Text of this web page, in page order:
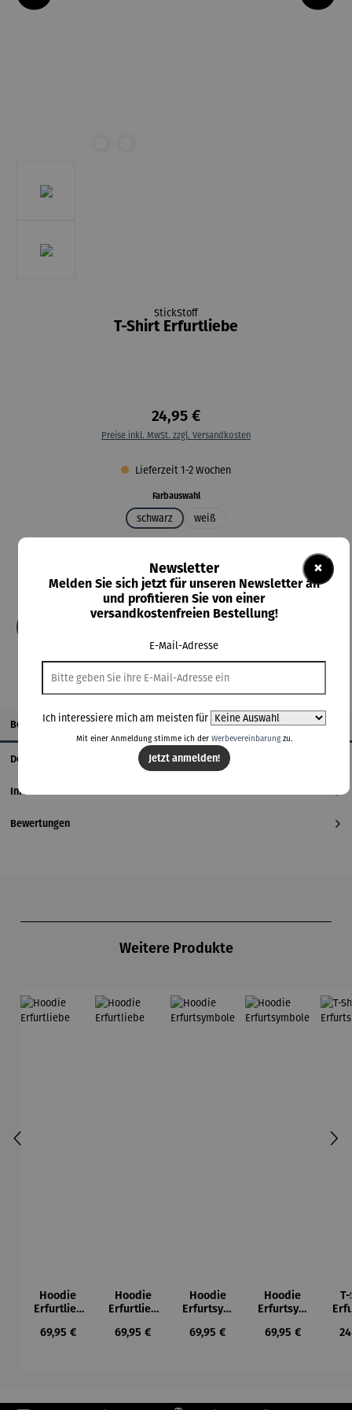
StickStoff
T-Shirt Erfurtliebe
24,95 €
Preise inkl. MwSt. zzgl. Versandkosten
Lieferzeit 1-2 Wochen
Farbauswahlauswählen
schwarz weiß
L M S
XXL
XXS
Beschreibung
Details
Informationen zum Hersteller
Bewertungen
Weitere Produkte
Hoodie
Erfurtlieb
Regulärer Preis:
69,95 €
Hoodie
Erfurtlieb
Regulärer Preis:
69,95 €
Hoodie
Erfurtsym
Regulärer Preis:
69,95 €
Hoodie
Erfurtsym
Regulärer Preis:
69,95 €
×
Newsletter
Melden Sie sich jetzt für unseren Newsletter an
und profitieren Sie von einer
versandkostenfreien Bestellung!
E-Mail-Adresse
Ich interessiere mich am meisten für
Mit einer Anmeldung stimme ich der Werbevereinbarungzu.
Jetzt anmelden!